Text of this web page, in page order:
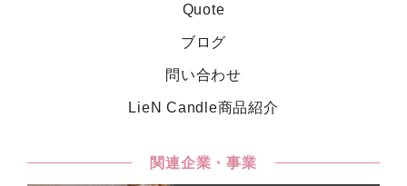
Quote
ブログ
問い合わせ
LieN Candle商品紹介
関連企業・事業